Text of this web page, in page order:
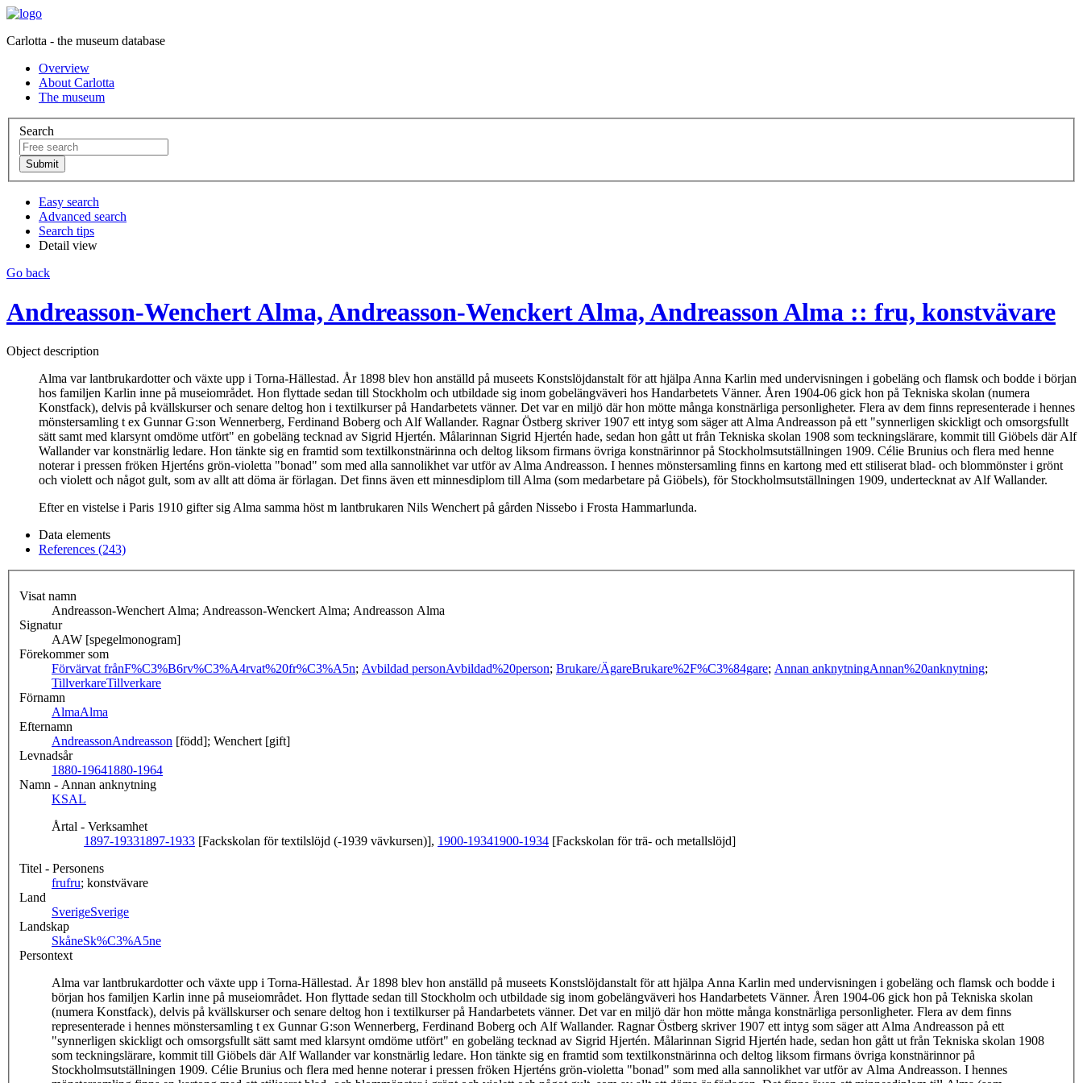
Carlotta - the museum database
Overview
About Carlotta
The museum
Search
Easy search
Advanced search
Search tips
Detail view
Go back
Andreasson-Wenchert Alma, Andreasson-Wenckert Alma, Andreasson Alma :: fru, konstvävare
Object description
Alma var lantbrukardotter och växte upp i Torna-Hällestad. År 1898 blev hon anställd på museets Konstslöjdanstalt för att hjälpa Anna Karlin med undervisningen i gobeläng och flamsk och bodde i början
hos familjen Karlin inne på museiområdet. Hon flyttade sedan till Stockholm och utbildade sig inom gobelängväveri hos Handarbetets Vänner. Åren 1904-06 gick hon på Tekniska skolan (numera
Konstfack), delvis på kvällskurser och senare deltog hon i textilkurser på Handarbetets vänner. Det var en miljö där hon mötte många konstnärliga personligheter. Flera av dem finns representerade i hennes
mönstersamling t ex Gunnar G:son Wennerberg, Ferdinand Boberg och Alf Wallander. Ragnar Östberg skriver 1907 ett intyg som säger att Alma Andreasson på ett "synnerligen skickligt och omsorgsfullt
sätt samt med klarsynt omdöme utfört" en gobeläng tecknad av Sigrid Hjertén. Målarinnan Sigrid Hjertén hade, sedan hon gått ut från Tekniska skolan 1908 som teckningslärare, kommit till Giöbels där Alf
Wallander var konstnärlig ledare. Hon tänkte sig en framtid som textilkonstnärinna och deltog liksom firmans övriga konstnärinnor på Stockholmsutställningen 1909. Célie Brunius och flera med henne
noterar i pressen fröken Hjerténs grön-violetta "bonad" som med alla sannolikhet var utför av Alma Andreasson. I hennes mönstersamling finns en kartong med ett stiliserat blad- och blommönster i grönt
och violett och något gult, som av allt att döma är förlagan. Det finns även ett minnesdiplom till Alma (som medarbetare på Giöbels), för Stockholmsutställningen 1909, undertecknat av Alf Wallander.
Efter en vistelse i Paris 1910 gifter sig Alma samma höst m lantbrukaren Nils Wenchert på gården Nissebo i Frosta Hammarlunda.
Data elements
References (243)
Visat namn
Andreasson-Wenchert Alma; Andreasson-Wenckert Alma; Andreasson Alma
Signatur
AAW [spegelmonogram]
Förekommer som
Förvärvat frånF%C3%B6rv%C3%A4rvat%20fr%C3%A5n; Avbildad personAvbildad%20person; Brukare/ÄgareBrukare%2F%C3%84gare; Annan anknytningAnnan%20anknytning;
TillverkareTillverkare
Förnamn
AlmaAlma
Efternamn
AndreassonAndreasson [född]; Wenchert [gift]
Levnadsår
1880-19641880-1964
Namn - Annan anknytning
KSAL
Årtal - Verksamhet
1897-19331897-1933 [Fackskolan för textilslöjd (-1939 vävkursen)], 1900-19341900-1934 [Fackskolan för trä- och metallslöjd]
Titel - Personens
frufru; konstvävare
Land
SverigeSverige
Landskap
SkåneSk%C3%A5ne
Persontext
Alma var lantbrukardotter och växte upp i Torna-Hällestad. År 1898 blev hon anställd på museets Konstslöjdanstalt för att hjälpa Anna Karlin med undervisningen i gobeläng och flamsk och bodde i
början hos familjen Karlin inne på museiområdet. Hon flyttade sedan till Stockholm och utbildade sig inom gobelängväveri hos Handarbetets Vänner. Åren 1904-06 gick hon på Tekniska skolan
(numera Konstfack), delvis på kvällskurser och senare deltog hon i textilkurser på Handarbetets vänner. Det var en miljö där hon mötte många konstnärliga personligheter. Flera av dem finns
representerade i hennes mönstersamling t ex Gunnar G:son Wennerberg, Ferdinand Boberg och Alf Wallander. Ragnar Östberg skriver 1907 ett intyg som säger att Alma Andreasson på ett
"synnerligen skickligt och omsorgsfullt sätt samt med klarsynt omdöme utfört" en gobeläng tecknad av Sigrid Hjertén. Målarinnan Sigrid Hjertén hade, sedan hon gått ut från Tekniska skolan 1908
som teckningslärare, kommit till Giöbels där Alf Wallander var konstnärlig ledare. Hon tänkte sig en framtid som textilkonstnärinna och deltog liksom firmans övriga konstnärinnor på
Stockholmsutställningen 1909. Célie Brunius och flera med henne noterar i pressen fröken Hjerténs grön-violetta "bonad" som med alla sannolikhet var utför av Alma Andreasson. I hennes